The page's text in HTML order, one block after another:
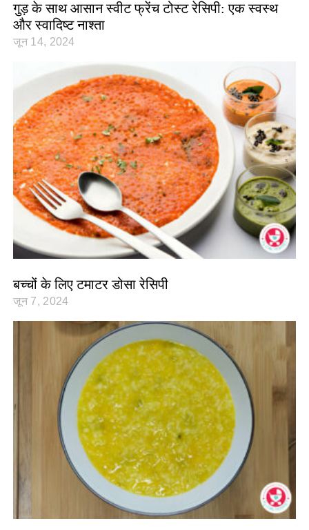
गुड़ के साथ आसान स्वीट फ्रेंच टोस्ट रेसिपी: एक स्वस्थ
और स्वादिष्ट नाश्ता
जून 14, 2024
बच्चों के लिए टमाटर डोसा रेसिपी
जून 7, 2024